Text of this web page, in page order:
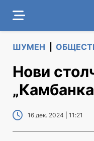
ШУМЕН
Нови
16 дек. 2024 | 11:21